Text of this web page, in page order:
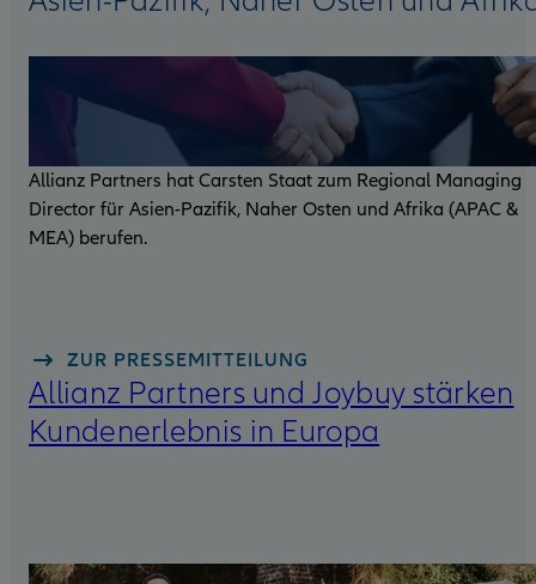
Allianz Partners hat Carsten Staat zum Regional Managing
Director für Asien-Pazifik, Naher Osten und Afrika (APAC &
MEA) berufen.
ZUR PRESSEMITTEILUNG
Allianz Partners und Joybuy stärken
Kundenerlebnis in Europa